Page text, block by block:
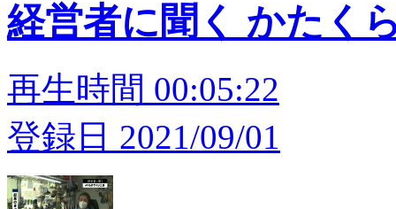
経営者に聞く かたく
再生時間 00:05:22
登録日 2021/09/01